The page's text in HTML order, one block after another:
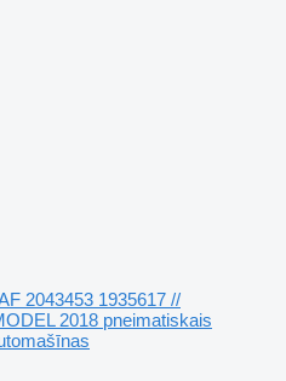
2043453 1935617 //
2018 pneimatiskais